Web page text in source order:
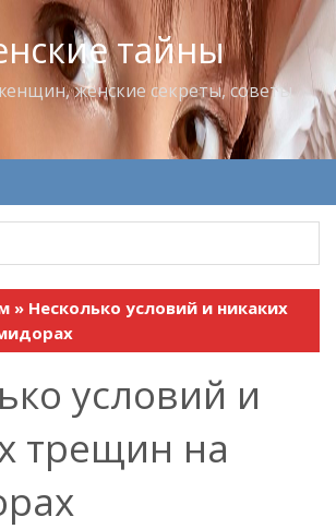
тайны
женские секреты, советы
» Несколько условий и никаких
условий и
трещин на